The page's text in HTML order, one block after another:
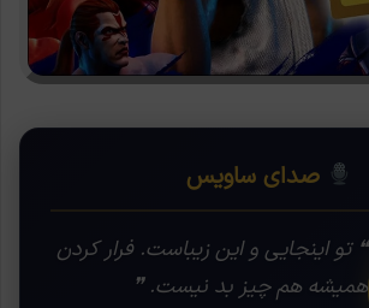
صدای ساویس
❝ تو اینجایی و این زیباست. فرار کردن
همیشه هم چیز بد نیست. ❞